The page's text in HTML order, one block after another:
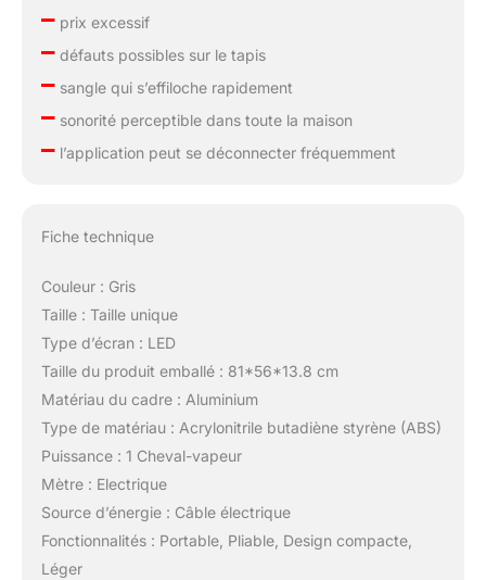
–prix excessif
–défauts possibles sur le tapis
–sangle qui s’effiloche rapidement
–sonorité perceptible dans toute la maison
–l’application peut se déconnecter fréquemment
Fiche technique
Couleur : Gris
Taille : Taille unique
Type d’écran : LED
Taille du produit emballé : 81*56*13.8 cm
Matériau du cadre : Aluminium
Type de matériau : Acrylonitrile butadiène styrène (ABS)
Puissance : 1 Cheval-vapeur
Mètre : Electrique
Source d’énergie : Câble électrique
Fonctionnalités : Portable, Pliable, Design compacte,
Léger